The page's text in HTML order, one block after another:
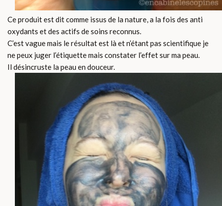
Ce produit est dit comme issus de la nature, a la fois des anti
oxydants et des actifs de soins reconnus.
C’est vague mais le résultat est là et n’étant pas scientifique je
ne peux juger l’étiquette mais constater l’effet sur ma peau.
Il désincruste la peau en douceur.